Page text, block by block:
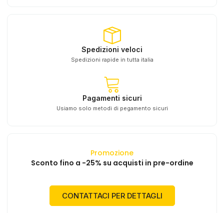
Spedizioni veloci
Spedizioni rapide in tutta italia
Pagamenti sicuri
Usiamo solo metodi di pegamento sicuri
Promozione
Sconto fino a -25% su acquisti in pre-ordine
CONTATTACI PER DETTAGLI